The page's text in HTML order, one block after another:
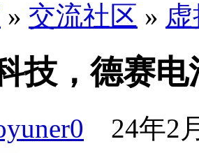
» 交流社区 »
技，德赛电
24年2